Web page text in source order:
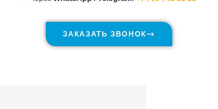
ЗАКАЗАТЬ ЗВОНОК